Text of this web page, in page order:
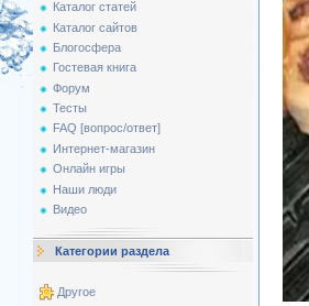
Каталог статей
Каталог сайтов
Блогосфера
Гостевая книга
Форум
Тесты
FAQ [вопрос/ответ]
Интернет-магазин
Онлайн игры
Наши люди
Видео
Категории раздела
Другое